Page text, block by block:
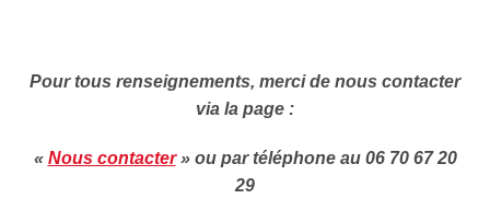
Pour tous renseignements, merci de nous contacter
via la page :
« Nous contacter» ou par téléphone au 06 70 67 20
29